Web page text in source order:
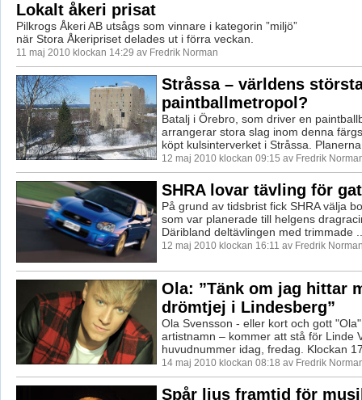
Lokalt åkeri prisat
Pilkrogs Åkeri AB utsågs som vinnare i kategorin ”miljö”
när Stora Åkeripriset delades ut i förra veckan.
11 maj 2010 klockan 14:29 av Fredrik Norman
Stråssa – världens
paintballmetropol?
Batalj i Örebro, som driver en
arrangerar stora slag inom denna
köpt kulsinterverket i Stråssa.
12 maj 2010 klockan 09:15 av Fredrik
SHRA lovar tävling för
På grund av tidsbrist fick SHRA välja
som var planerade till helgens
Däribland deltävlingen med trimmade
12 maj 2010 klockan 16:11 av Fredrik
Ola: ”Tänk om jag hittar
drömtjej i Lindesberg”
Ola Svensson - eller kort och gott
artistnamn – kommer att stå för Linde
huvudnummer idag, fredag. Klockan
14 maj 2010 klockan 08:18 av Fredrik
Spår ljus framtid för